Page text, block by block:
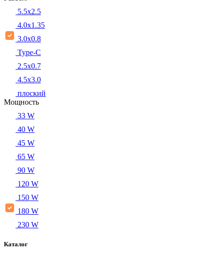
5.5x2.5
4.0x1.35
3.0x0.8
Type-C
2.5x0.7
4.5x3.0
плоский
Мощность
33 W
40 W
45 W
65 W
90 W
120 W
150 W
180 W
230 W
Каталог